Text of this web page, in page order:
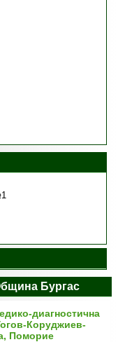
Бургас
диагностична
Коруджиев-
Поморие